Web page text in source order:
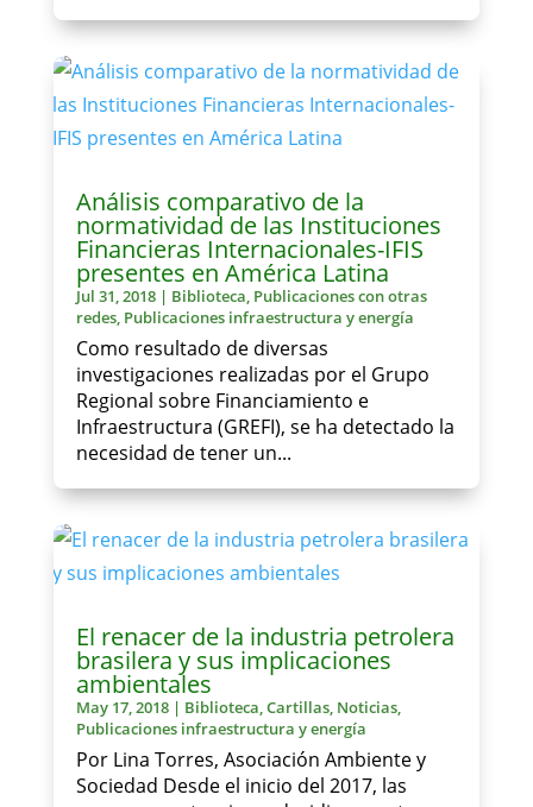
Análisis comparativo de la
normatividad de las Instituciones
Financieras Internacionales-IFIS
presentes en América Latina
Jul 31, 2018| Biblioteca, Publicaciones con otras
redes, Publicaciones infraestructura y energía
Como resultado de diversas
investigaciones realizadas por el Grupo
Regional sobre Financiamiento e
Infraestructura (GREFI), se ha detectado la
necesidad de tener un...
El renacer de la industria petrolera
brasilera y sus implicaciones
ambientales
May 17, 2018| Biblioteca,Cartillas, Noticias,
Publicaciones infraestructura y energía
Por Lina Torres, Asociación Ambiente y
Sociedad Desde el inicio del 2017, las